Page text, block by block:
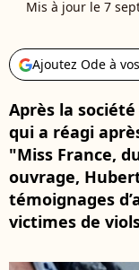
Mis à jour le 7
Ajoutez Ode à
Après la
qui a réagi
"Miss France,
ouvrage,
témoignages
victimes de